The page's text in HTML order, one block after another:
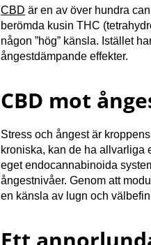
CBD är en av över hundra
berömda kusin THC
någon ”hög” känsla. Istället
ångestdämpande effekter.
CBD mot
Stress och ångest är
kroniska, kan de ha allvarliga
eget endocannabinoida
ångestnivåer. Genom att
en känsla av lugn och